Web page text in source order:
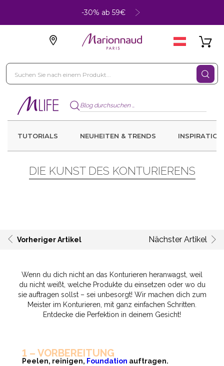
-30% ab 59€
TUTORIALS NEUHEITEN & TRENDS INSPIRATION
DIE KUNST DES KONTURIERENS
Vorheriger Artikel Nächster Artikel
Wenn du dich nicht an das Konturieren heranwagst, weil
du nicht weißt, welche Produkte du einsetzen oder wo du
sie auftragen sollst – sei unbesorgt! Wir machen dich zum
Meister im Konturieren, mit ganz einfachen Schritten.
Entdecke die Perfektion in deinem Gesicht!
1 – VORBEREITUNG
Peelen, reinigen, Foundation auftragen.